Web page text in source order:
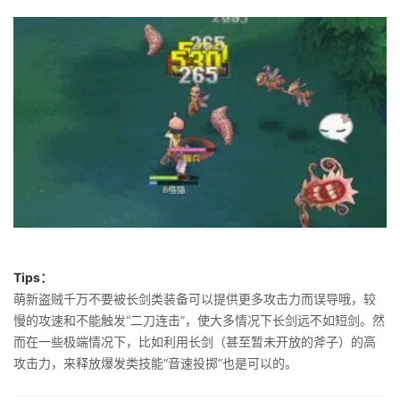
Tips：
萌新盗贼千万不要被长剑类装备可以提供更多攻击力而误导哦，较
慢的攻速和不能触发“二刀连击”，使大多情况下长剑远不如短剑。然
而在一些极端情况下，比如利用长剑（甚至暂未开放的斧子）的高
攻击力，来释放爆发类技能“音速投掷”也是可以的。